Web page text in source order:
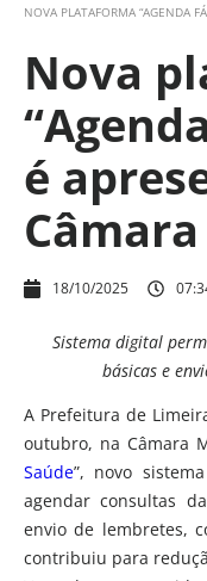
NOVA PLATAFORMA “AGENDA
Nova
é
18/10/2025
Sistema digital
básicas e
A Prefeitura de
outubro, na Câmara
Saúde”, novo
agendar consultas
envio de lembretes,
contribuiu para